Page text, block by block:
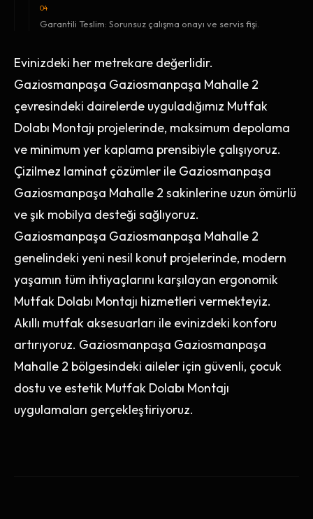
04
Garantili Teslim: Sorunsuz çalışma onayı ve servis fişi.
Evinizdeki her metrekare değerlidir.
Gaziosmanpaşa Gaziosmanpaşa Mahalle 2
çevresindeki dairelerde uyguladığımız Mutfak
Dolabı Montajı projelerinde, maksimum depolama
ve minimum yer kaplama prensibiyle çalışıyoruz.
Çizilmez laminat çözümler ile Gaziosmanpaşa
Gaziosmanpaşa Mahalle 2 sakinlerine uzun ömürlü
ve şık mobilya desteği sağlıyoruz.
Gaziosmanpaşa Gaziosmanpaşa Mahalle 2
genelindeki yeni nesil konut projelerinde, modern
yaşamın tüm ihtiyaçlarını karşılayan ergonomik
Mutfak Dolabı Montajı hizmetleri vermekteyiz.
Akıllı mutfak aksesuarları ile evinizdeki konforu
artırıyoruz. Gaziosmanpaşa Gaziosmanpaşa
Mahalle 2 bölgesindeki aileler için güvenli, çocuk
dostu ve estetik Mutfak Dolabı Montajı
uygulamaları gerçekleştiriyoruz.